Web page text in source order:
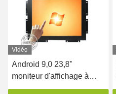
Vidéo
Android 9,0 23,8"
moniteur d'affichage à
cristaux liquides de cadre